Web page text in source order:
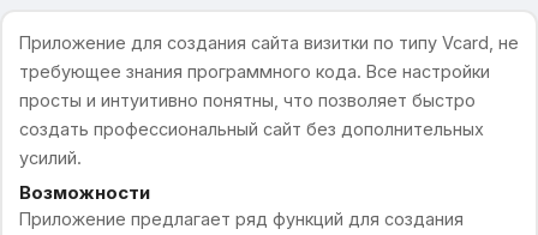
Приложение для создания сайта визитки по типу Vcard, не
требующее знания программного кода. Все настройки
просты и интуитивно понятны, что позволяет быстро
создать профессиональный сайт без дополнительных
усилий.
Возможности
Приложение предлагает ряд функций для создания